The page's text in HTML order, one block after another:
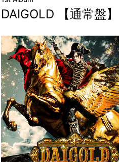
DAIGOLD 【通常盤】